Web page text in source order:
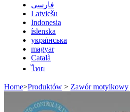
فارسی
Latviešu
Indonesia
íslenska
українська
magyar
Català
ไทย
Home>Produktów > Zawór motylkowy